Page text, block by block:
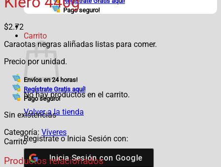
Pago seguro!
Carrito
No hay productos en el carrito.
Volver a la tienda
Registrate o Inicia Sesión con:
Inicia Sesión con Google
$2.72
Caraotas negras aliñadas listas para comer.
Precio por unidad.
Envíos en 24 horas!
Regístrate Gratis aquí!
Pago seguro!
Sin existencias
Categoría: Víveres
Carrito
Productos relacionados